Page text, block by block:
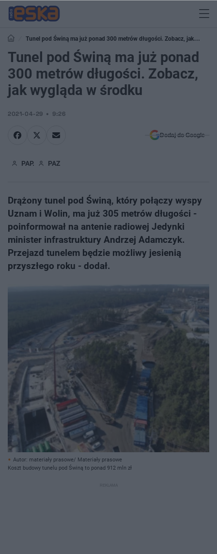
Tunel pod Świną ma już ponad 300 metrów długości. Zobacz, jak
wygląda w środku
Tunel pod Świną ma już ponad
300 metrów długości. Zobacz,
jak wygląda w środku
2021-04-29 9:26
Dodaj do Google
PAP. PAZ
Drążony tunel pod Świną, który połączy wyspy
Uznam i Wolin, ma już 305 metrów długości -
poinformował na antenie radiowej Jedynki
minister infrastruktury Andrzej Adamczyk.
Przejazd tunelem będzie możliwy jesienią
przyszłego roku - dodał.
Autor: materiały prasowe/ Materiały prasowe
Koszt budowy tunelu pod Świną to ponad 912 mln zł